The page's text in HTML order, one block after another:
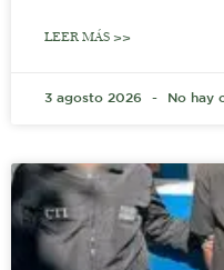
LEER MÁS >>
3 agosto 2026 No hay